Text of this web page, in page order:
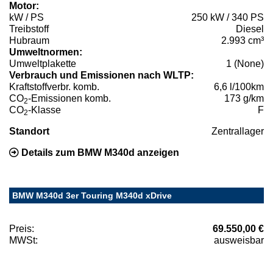
Motor:
kW / PS
250 kW / 340 PS
Treibstoff
Diesel
Hubraum
2.993 cm³
Umweltnormen:
Umweltplakette
1 (None)
Verbrauch und Emissionen nach WLTP:
Kraftstoffverbr. komb.
6,6 l/100km
CO2-Emissionen komb.
173 g/km
CO2-Klasse F
Standort Zentrallager
Details zum BMW M340d anzeigen
BMW M340d 3er Touring M340d xDrive
Preis:
69.550,00 €
MWSt:
ausweisbar